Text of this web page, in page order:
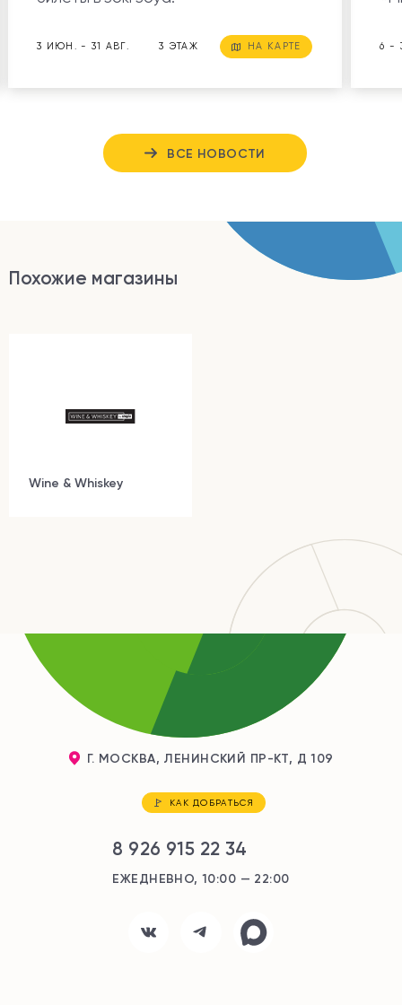
3 ИЮН. - 31 АВГ. 3 ЭТАЖ НА КАРТЕ 6 -
ВСЕ НОВОСТИ
Похожие магазины
Wine & Whiskey
Г. МОСКВА, ЛЕНИНСКИЙ ПР-КТ, Д 109
КАК ДОБРАТЬСЯ
8 926 915 22 34
ЕЖЕДНЕВНО, 10:00 — 22:00